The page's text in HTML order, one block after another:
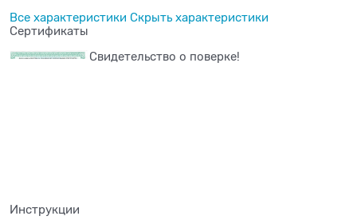
Все характеристики Скрыть характеристики
Сертификаты
Свидетельство о поверке!
Инструкции